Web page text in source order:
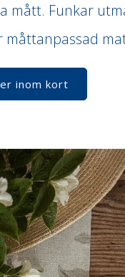
mått. Funkar
måttanpassad
inom kort